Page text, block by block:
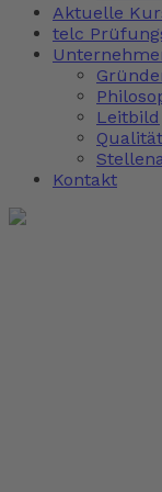
Aktuelle
telc
Leitbild
Kontakt